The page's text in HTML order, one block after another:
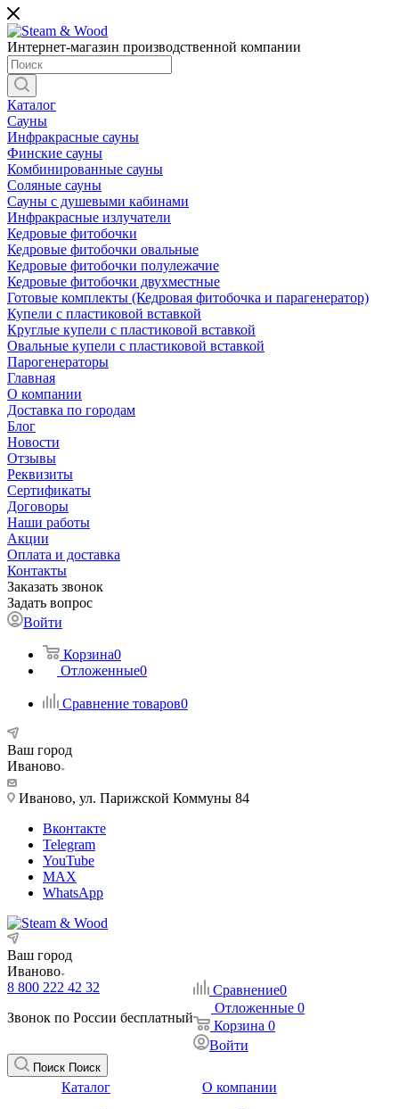
Интернет-магазин производственной компании
Каталог
Сауны
Инфракрасные сауны
Финские сауны
Комбинированные сауны
Соляные сауны
Сауны с душевыми кабинами
Инфракрасные излучатели
Кедровые фитобочки
Кедровые фитобочки овальные
Кедровые фитобочки полулежачие
Кедровые фитобочки двухместные
Готовые комплекты (Кедровая фитобочка и парагенератор)
Купели с пластиковой вставкой
Круглые купели с пластиковой вставкой
Овальные купели с пластиковой вставкой
Парогенераторы
Главная
О компании
Доставка по городам
Блог
Новости
Отзывы
Реквизиты
Сертификаты
Договоры
Наши работы
Акции
Оплата и доставка
Контакты
Заказать звонок
Задать вопрос
Войти
Корзина0
Отложенные0
Сравнение товаров0
Ваш город
Иваново
Иваново, ул. Парижской Коммуны 84
Вконтакте
Telegram
YouTube
MAX
WhatsApp
Ваш город
Иваново
8 800 222 42 32
Звонок по России бесплатный
Сравнение0
Отложенные 0
Корзина 0
Войти
Поиск Поиск
Каталог
О компании